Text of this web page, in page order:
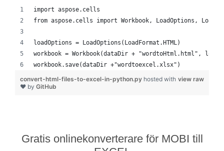
import aspose.cells
from aspose.cells import Workbook, LoadOptions,
loadOptions = LoadOptions(LoadFormat.HTML)
workbook = Workbook(dataDir + "wordtoHtml.html",
workbook.save(dataDir +"wordtoexcel.xlsx")
view raw
convert-html-files-to-excel-in-python.py hosted with
❤ by GitHub
Gratis onlinekonverterare för MOBI till